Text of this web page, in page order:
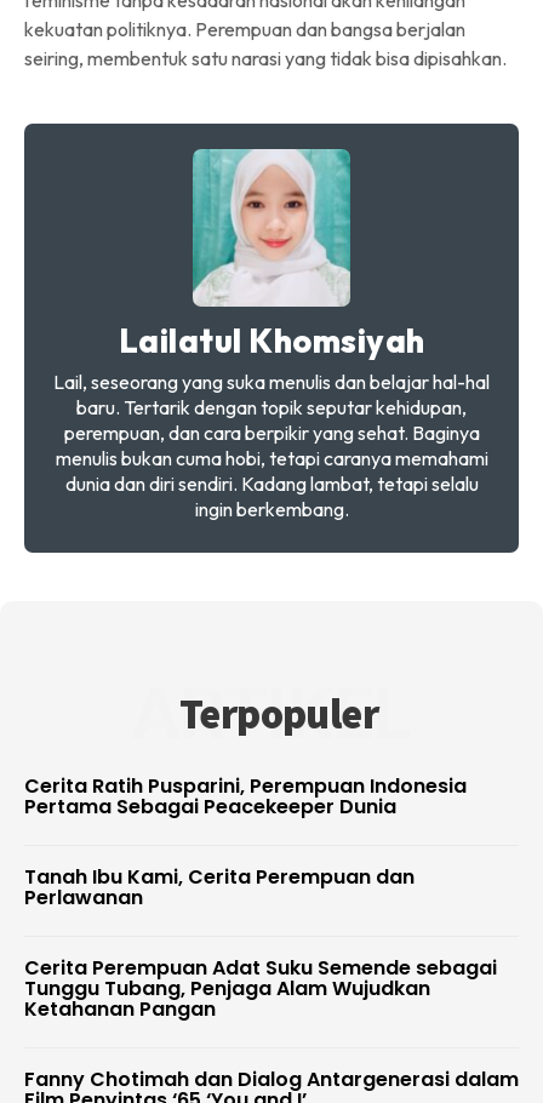
kekuatan politiknya. Perempuan dan bangsa berjalan
seiring, membentuk satu narasi yang tidak bisa dipisahkan.
Lailatul Khomsiyah
Lail, seseorang yang suka menulis dan belajar hal-hal
baru. Tertarik dengan topik seputar kehidupan,
perempuan, dan cara berpikir yang sehat. Baginya
menulis bukan cuma hobi, tetapi caranya memahami
dunia dan diri sendiri. Kadang lambat, tetapi selalu
ingin berkembang.
Terpopuler
ARTIKEL
Cerita Ratih Pusparini, Perempuan Indonesia
Pertama Sebagai Peacekeeper Dunia
Tanah Ibu Kami, Cerita Perempuan dan
Perlawanan
Cerita Perempuan Adat Suku Semende sebagai
Tunggu Tubang, Penjaga Alam Wujudkan
Ketahanan Pangan
Fanny Chotimah dan Dialog Antargenerasi dalam